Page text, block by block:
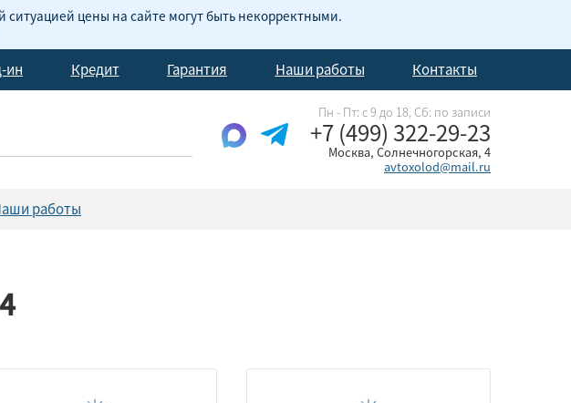
цены на сайте могут быть некорректными.
ин Кредит Гарантия Наши работы Контакты
Пн - Пт: с 9 до 18, Cб: по записи
+7 (499) 322-29-23
Москва, Солнечногорская, 4
avtoxolod@mail.ru
работы